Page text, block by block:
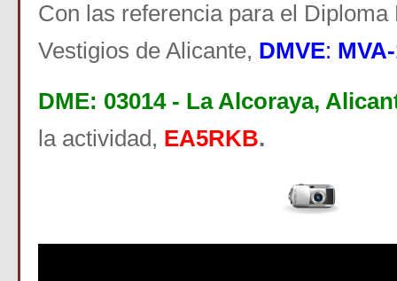
Con las referencia para el Diploma
Vestigios de Alicante, DMVE:
DME: 03014 - La Alcoraya,
la actividad, EA5RKB.